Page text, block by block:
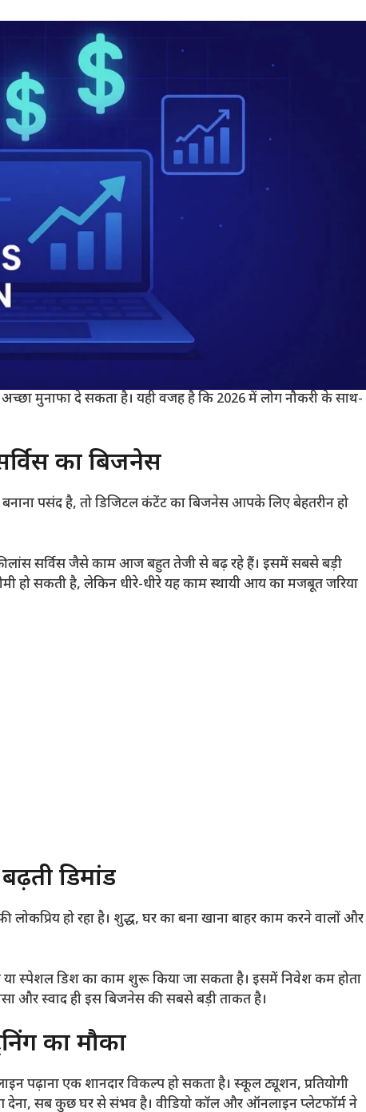
मुनाफा दे सकता है। यही वजह है कि 2026 में लोग नौकरी के साथ-
का बिजनेस
पसंद है, तो डिजिटल कंटेंट का बिजनेस आपके लिए बेहतरीन हो
सर्विस जैसे काम आज बहुत तेजी से बढ़ रहे हैं। इसमें सबसे बड़ी
सकती है, लेकिन धीरे-धीरे यह काम स्थायी आय का मजबूत जरिया
डिमांड
हो रहा है। शुद्ध, घर का बना खाना बाहर काम करने वालों और
या स्पेशल डिश का काम शुरू किया जा सकता है। इसमें निवेश कम होता
और स्वाद ही इस बिजनेस की सबसे बड़ी ताकत है।
का मौका
पढ़ाना एक शानदार विकल्प हो सकता है। स्कूल ट्यूशन, प्रतियोगी
देना, सब कुछ घर से संभव है। वीडियो कॉल और ऑनलाइन प्लेटफॉर्म ने